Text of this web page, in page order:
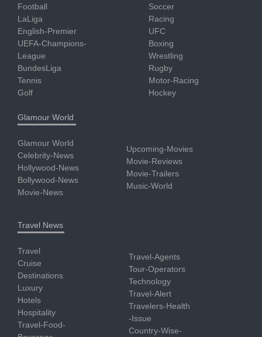
Football
LaLiga
English-Premier
UEFA-Champions-
League
BundesLiga
Tennis
Golf
Soccer
Racing
UFC
Boxing
Wrestling
Rugby
Motor-Racing
Hockey
Glamour World
Glamour World
Celebrity-News
Hollywood-News
Bollywood-News
Movie-News
Upcoming-Movies
Movie-Reviews
Movie-Trailers
Music-World
Travel News
Travel
Cruise
Destinations
Luxury
Hotels
Hospitality
Travel-Food-
Travel-Agents
Tour-Operators
Technology
Travel-Alert
Travelers-Health
-Issue
Country-Wise-